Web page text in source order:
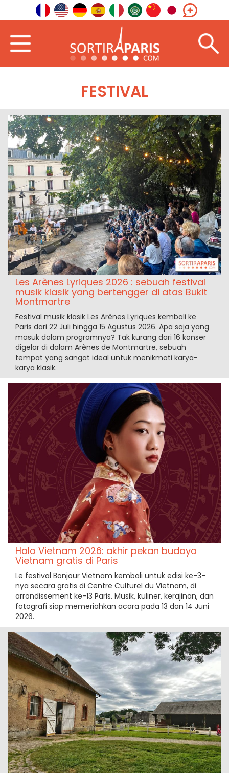
FESTIVAL
Les Arènes Lyriques 2026 : sebuah festival
musik klasik yang bertengger di atas Bukit
Montmartre
Festival musik klasik Les Arènes Lyriques kembali ke
Paris dari 22 Juli hingga 15 Agustus 2026. Apa saja yang
masuk dalam programnya? Tak kurang dari 16 konser
digelar di dalam Arènes de Montmartre, sebuah
tempat yang sangat ideal untuk menikmati karya-
karya klasik.
Halo Vietnam 2026: akhir pekan budaya
Vietnam gratis di Paris
Le festival Bonjour Vietnam kembali untuk edisi ke-3-
nya secara gratis di Centre Culturel du Vietnam, di
arrondissement ke-13 Paris. Musik, kuliner, kerajinan, dan
fotografi siap memeriahkan acara pada 13 dan 14 Juni
2026.